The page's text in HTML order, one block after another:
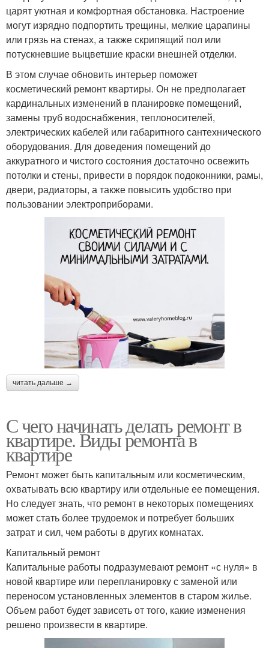
царят уютная и комфортная обстановка. Настроение
могут изрядно подпортить трещины, мелкие царапины
или грязь на стенах, а также скрипящий пол или
потускневшие выцветшие краски внешней отделки.
В этом случае обновить интерьер поможет
косметический ремонт квартиры. Он не предполагает
кардинальных изменений в планировке помещений,
замены труб водоснабжения, теплоносителей,
электрических кабелей или габаритного сантехнического
оборудования. Для доведения помещений до
аккуратного и чистого состояния достаточно освежить
потолки и стены, привести в порядок подоконники, рамы,
двери, радиаторы, а также повысить удобство при
пользовании электроприборами.
читать дальше →
С чего начинать делать ремонт в
квартире. Виды ремонта в
квартире
Ремонт может быть капитальным или косметическим,
охватывать всю квартиру или отдельные ее помещения.
Но следует знать, что ремонт в некоторых помещениях
может стать более трудоемок и потребует больших
затрат и сил, чем работы в других комнатах.
Капитальный ремонт
Капитальные работы подразумевают ремонт «с нуля» в
новой квартире или перепланировку с заменой или
переносом установленных элементов в старом жилье.
Объем работ будет зависеть от того, какие изменения
решено произвести в квартире.